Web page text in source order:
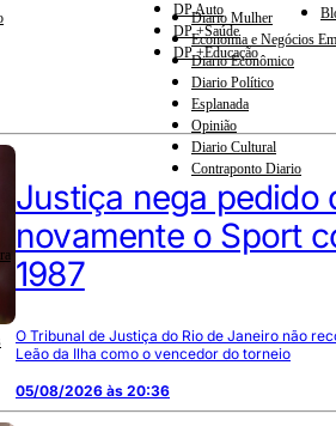
DP Auto
DP +Saúde
DP +Educação
Diario Mulher
Economia e Negócios
Diario Econômico
Diario Político
Esplanada
Opinião
Diario Cultural
Contraponto Diario
Justiça nega pedido
novamente o Sport
1987
O Tribunal de Justiça do Rio de Janeiro não
Leão da Ilha como o vencedor do torneio
05/08/2026 às 20:36